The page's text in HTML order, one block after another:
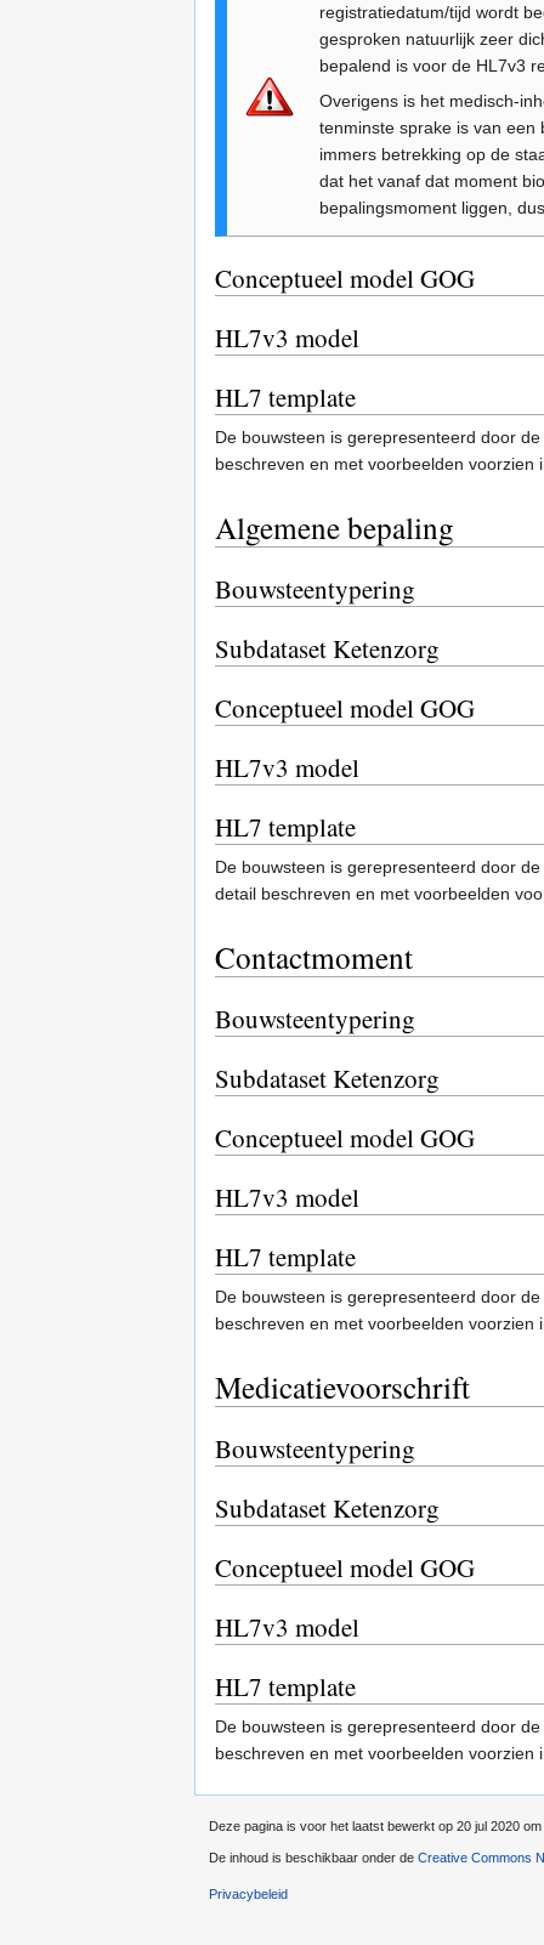
registratiedatum/tijd wordt
gesproken natuurlijk zeer
bepalend is voor de HL7v3
Overigens is het medisch-
tenminste sprake is van een
immers betrekking op de
dat het vanaf dat moment
bepalingsmoment liggen,
Conceptueel model GOG
HL7v3 model
HL7 template
De bouwsteen is gerepresenteerd door
beschreven en met voorbeelden voorzien
Algemene bepaling
Bouwsteentypering
Subdataset Ketenzorg
Conceptueel model GOG
HL7v3 model
HL7 template
De bouwsteen is gerepresenteerd door
detail beschreven en met voorbeelden
Contactmoment
Bouwsteentypering
Subdataset Ketenzorg
Conceptueel model GOG
HL7v3 model
HL7 template
De bouwsteen is gerepresenteerd door
beschreven en met voorbeelden voorzien
Medicatievoorschrift
Bouwsteentypering
Subdataset Ketenzorg
Conceptueel model GOG
HL7v3 model
HL7 template
De bouwsteen is gerepresenteerd door
beschreven en met voorbeelden voorzien
Deze pagina is voor het laatst bewerkt op 20 jul 2020
De inhoud is beschikbaar onder de Creative Commons
Privacybeleid